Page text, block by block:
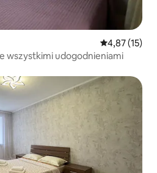
Średnia
4,87 (15)
wszystkimi udogodnieniami